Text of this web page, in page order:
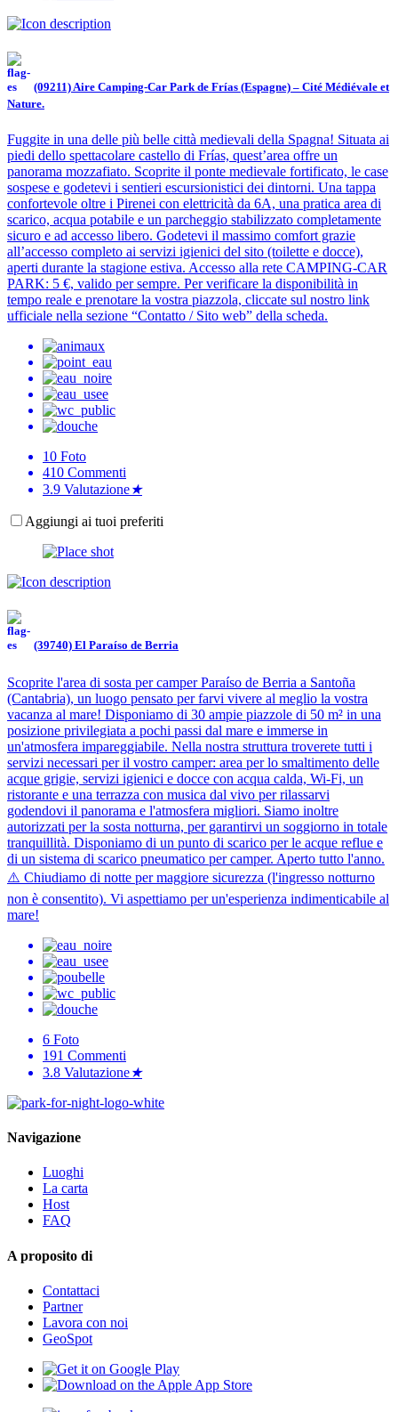
(09211) Aire Camping-Car Park de Frías (Espagne) – Cité Médiévale et
Nature.
Fuggite in una delle più belle città medievali della Spagna! Situata ai
piedi dello spettacolare castello di Frías, quest’area offre un
panorama mozzafiato. Scoprite il ponte medievale fortificato, le case
sospese e godetevi i sentieri escursionistici dei dintorni. Una tappa
confortevole oltre i Pirenei con elettricità da 6A, una pratica area di
scarico, acqua potabile e un parcheggio stabilizzato completamente
sicuro e ad accesso libero. Godetevi il massimo comfort grazie
all’accesso completo ai servizi igienici del sito (toilette e docce),
aperti durante la stagione estiva. Accesso alla rete CAMPING-CAR
PARK: 5 €, valido per sempre. Per verificare la disponibilità in
tempo reale e prenotare la vostra piazzola, cliccate sul nostro link
ufficiale nella sezione “Contatto / Sito web” della scheda.
10 Foto
410 Commenti
3.9 Valutazione★
Aggiungi ai tuoi preferiti
(39740) El Paraíso de Berria
Scoprite l'area di sosta per camper Paraíso de Berria a Santoña
(Cantabria), un luogo pensato per farvi vivere al meglio la vostra
vacanza al mare! Disponiamo di 30 ampie piazzole di 50 m² in una
posizione privilegiata a pochi passi dal mare e immerse in
un'atmosfera impareggiabile. Nella nostra struttura troverete tutti i
servizi necessari per il vostro camper: area per lo smaltimento delle
acque grigie, servizi igienici e docce con acqua calda, Wi-Fi, un
ristorante e una terrazza con musica dal vivo per rilassarvi
godendovi il panorama e l'atmosfera migliori. Siamo inoltre
autorizzati per la sosta notturna, per garantirvi un soggiorno in totale
tranquillità. Disponiamo di un punto di scarico per le acque reflue e
di un sistema di scarico pneumatico per camper. Aperto tutto l'anno.
⚠️ Chiudiamo di notte per maggiore sicurezza (l'ingresso notturno
non è consentito). Vi aspettiamo per un'esperienza indimenticabile al
mare!
6 Foto
191 Commenti
3.8 Valutazione★
Navigazione
Luoghi
La carta
Host
FAQ
A proposito di
Contattaci
Partner
Lavora con noi
GeoSpot